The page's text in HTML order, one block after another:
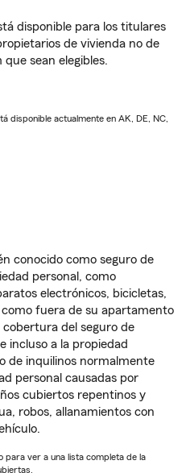
disponible para los titulares
de vivienda no de
sean elegibles.
disponible actualmente en AK, DE, NC,
conocido como seguro de
personal, como
electrónicos, bicicletas,
fuera de su apartamento
del seguro de
incluso a la propiedad
de inquilinos normalmente
personal causadas por
cubiertos repentinos y
robos, allanamientos con
para ver a una lista completa de la